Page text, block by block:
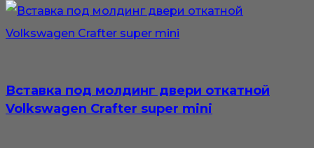
Вставка под молдинг двери откатной
Volkswagen Crafter super mini